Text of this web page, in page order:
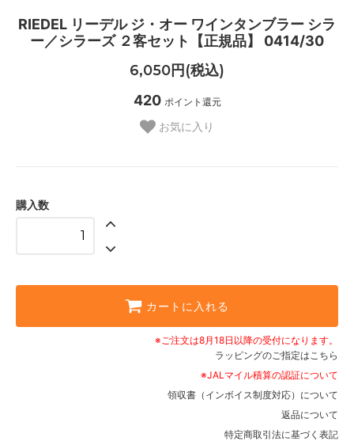
RIEDEL リーデル ジ・オー ワインタンブラー シラ
ー／シラーズ ２客セット【正規品】 0414/30
6,050円(税込)
420 ポイント還元
お気に入り
購入数
カートに入れる
※ご注文は8月18日以降の受付になります。
ラッピングのご指定はこちら
※JALマイル積算の認証について
領収書（インボイス制度対応）について
返品について
特定商取引法に基づく表記